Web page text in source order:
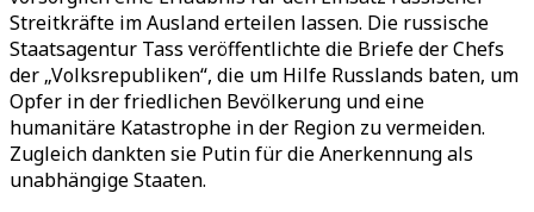
Streitkräfte im Ausland erteilen lassen. Die russische
Staatsagentur Tass veröffentlichte die Briefe der Chefs
der „Volksrepubliken“, die um Hilfe Russlands baten, um
Opfer in der friedlichen Bevölkerung und eine
humanitäre Katastrophe in der Region zu vermeiden.
Zugleich dankten sie Putin für die Anerkennung als
unabhängige Staaten.